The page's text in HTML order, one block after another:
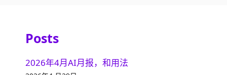
Posts
2026年4月AI月报，和用法